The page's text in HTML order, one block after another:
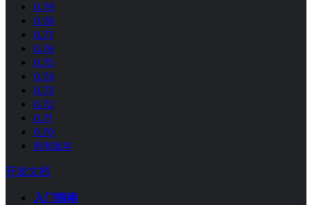
0.79
0.78
0.77
0.76
0.75
0.74
0.73
0.72
0.71
0.70
所有版本
开发文档
入门指南